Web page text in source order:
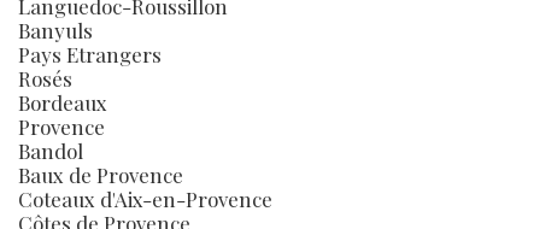
Languedoc-Roussillon
Banyuls
Pays Etrangers
Rosés
Bordeaux
Provence
Bandol
Baux de Provence
Coteaux d'Aix-en-Provence
Côtes de Provence